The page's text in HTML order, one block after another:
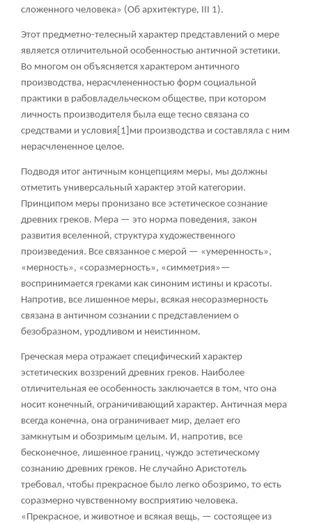
сложенного человека» (Об архитектуре, III 1).
Этот предметно-телесный характер представлений о мере
является отличительной особенностью античной эстетики.
Во многом он объясняется характером античного
производства, нерасчлененностью форм социальной
практики в рабовладельческом обществе, при котором
личность производителя была еще тесно связана со
средствами и условия [1] ми производства и составляла с ним
нерасчлененное целое.
Подводя итог античным концепциям меры, мы должны
отметить универсальный характер этой категории.
Принципом меры пронизано все эстетическое сознание
древних греков. Мера — это норма поведения, закон
развития вселенной, структура художественного
произведения. Все связанное с мерой — «умеренность»,
«мерность», «соразмерность», «симметрия»—
воспринимается греками как синоним истины и красоты.
Напротив, все лишенное меры, всякая несоразмерность
связана в античном сознании с представлением о
безобразном, уродливом и неистинном.
Греческая мера отражает специфический характер
эстетических воззрений древних греков. Наиболее
отличительная ее особенность заключается в том, что она
носит конечный, ограничивающий характер. Античная мера
всегда конечна, она ограничивает мир, делает его
замкнутым и обозримым целым. И, напротив, все
бесконечное, лишенное границ, чуждо эстетическому
сознанию древних греков. Не случайно Аристотель
требовал, чтобы прекрасное было легко обозримо, то есть
соразмерно чувственному восприятию человека.
«Прекрасное, и животное и всякая вещь, — состоящее из